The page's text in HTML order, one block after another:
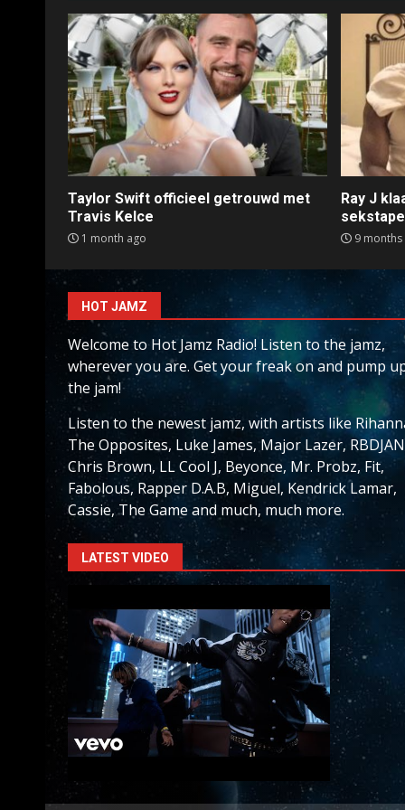
Taylor Swift officieel getrouwd met
Travis Kelce
1 month ago
Ray J
sekstape
9 months
HOT JAMZ
Welcome to Hot Jamz Radio! Listen to the jamz,
wherever you are. Get your freak on and pump
the jam!
Listen to the newest jamz, with artists like
The Opposites, Luke James, Major Lazer,
Chris Brown, LL Cool J, Beyonce, Mr. Probz, Fit,
Fabolous, Rapper D.A.B, Miguel, Kendrick Lamar,
Cassie, The Game and much, much more.
LATEST VIDEO